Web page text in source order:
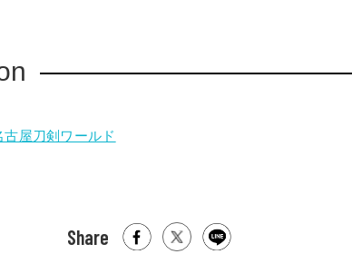
古屋刀剣ワールド
Share